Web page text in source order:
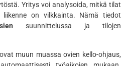
Yritys voi analysoida, mitkä tilat
on vilkkainta. Nämä tiedot
suunnittelussa ja tilojen
muun muassa ovien kello-ohjaus,